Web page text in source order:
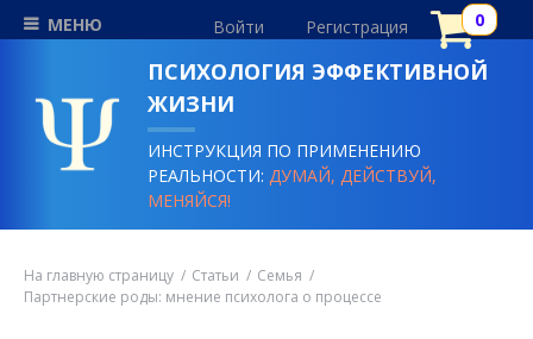
МЕНЮ Войти Регистрация
ПСИХОЛОГИЯ ЭФФЕКТИВНОЙ
ЖИЗНИ
ИНСТРУКЦИЯ ПО ПРИМЕНЕНИЮ
РЕАЛЬНОСТИ:ДУМАЙ, ДЕЙСТВУЙ,
МЕНЯЙСЯ!
На главную страницу Статьи
Семья
Партнерские роды: мнение психолога о процессе